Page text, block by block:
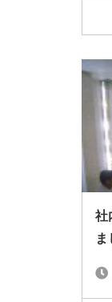
社
ま